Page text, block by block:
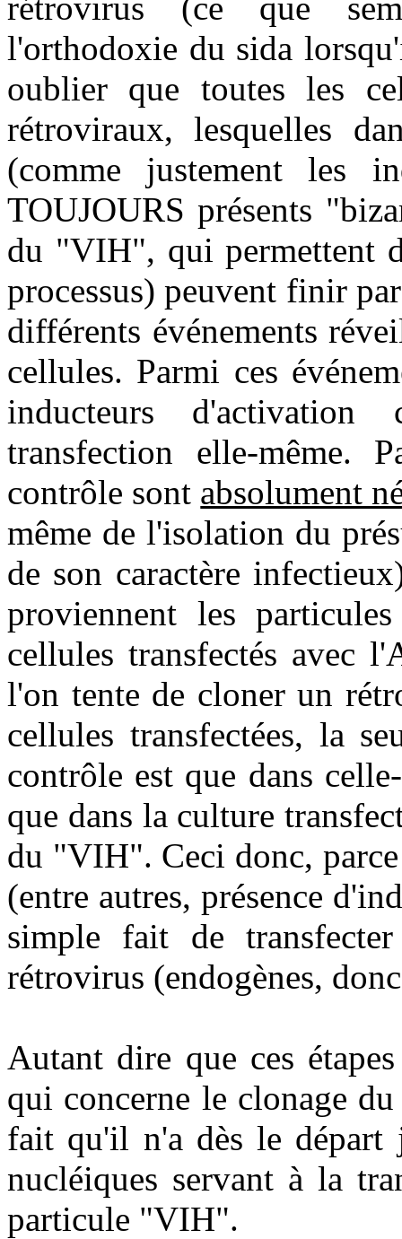
l'orthodoxie du sida
oublier que toutes les
rétroviraux, lesquelles
(comme justement les
TOUJOURS présents
du "VIH", qui permettent
processus) peuvent finir
différents événements
cellules. Parmi ces
inducteurs
transfection elle-même.
contrôle sont absolument
même de l'isolation du
de son caractère
proviennent les
cellules transfectés avec
l'on tente de cloner un
cellules transfectées, la
contrôle est que dans
que dans la culture
du "VIH". Ceci donc,
(entre autres, présence
simple fait de
rétrovirus (endogènes,
Autant dire que ces
qui concerne le clonage
fait qu'il n'a dès le départ
nucléiques servant à la
particule "VIH".